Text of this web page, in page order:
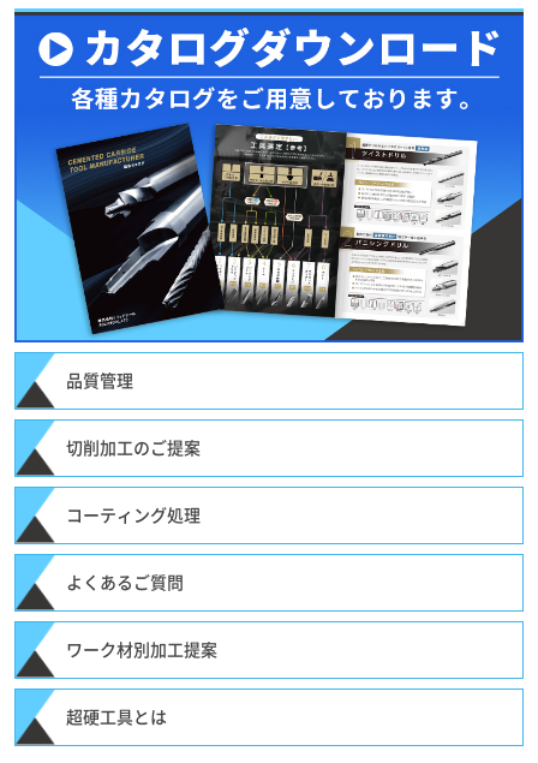
品質管理
切削加工のご提案
コーティング処理
よくあるご質問
ワーク材別加工提案
超硬工具とは